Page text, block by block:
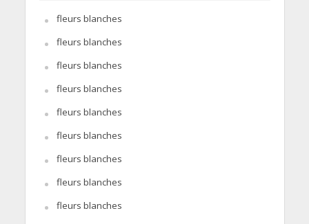
fleurs blanches
fleurs blanches
fleurs blanches
fleurs blanches
fleurs blanches
fleurs blanches
fleurs blanches
fleurs blanches
fleurs blanches